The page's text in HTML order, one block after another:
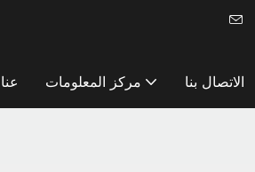
عنا مركز المعلومات الاتصال بنا